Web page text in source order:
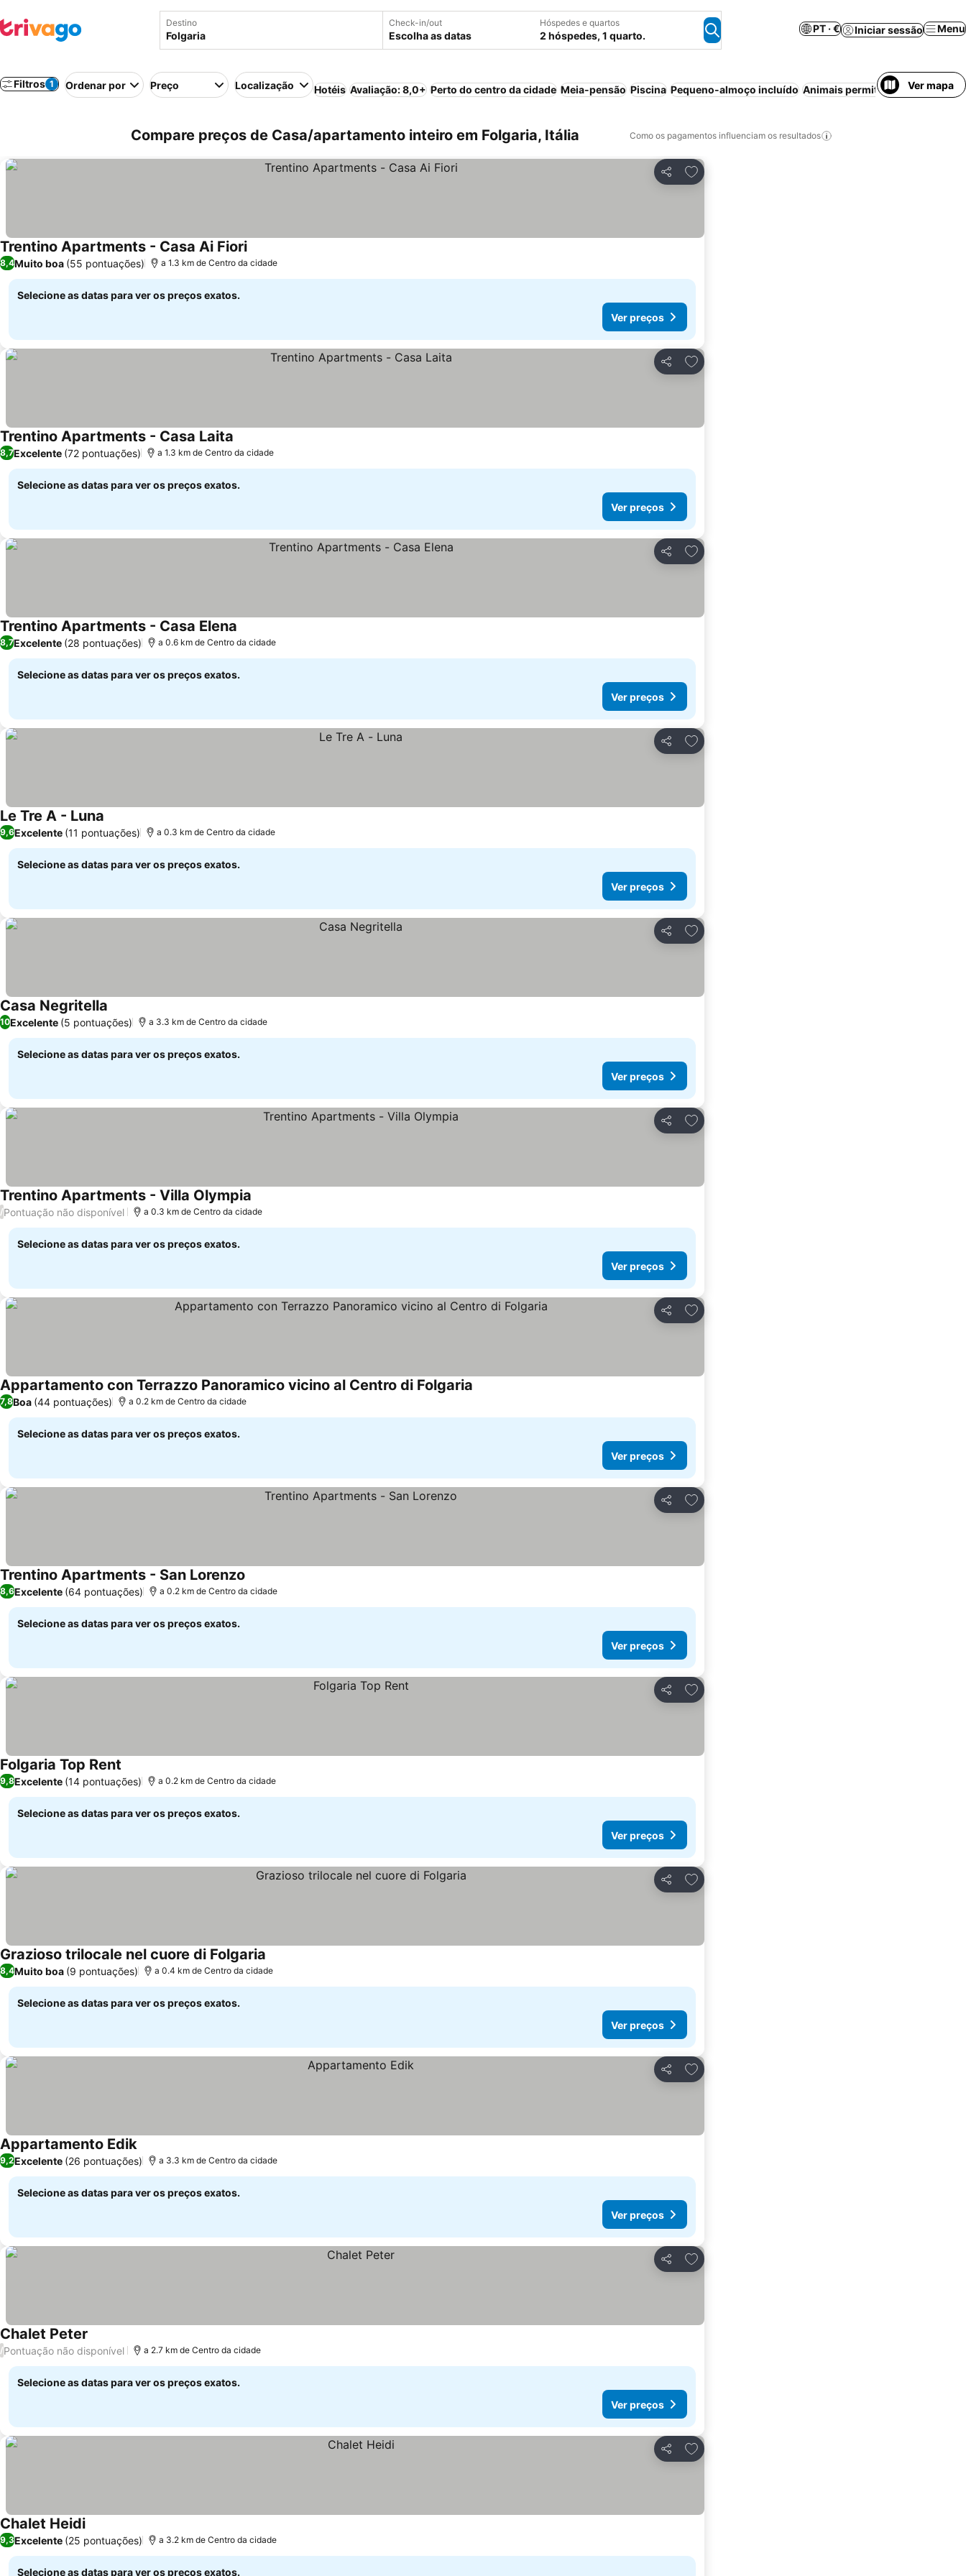
Destino Check-in/out
Escolha as datas
Hóspedes e quartos
2 hóspedes, 1 quarto.
PT · € Iniciar sessão Menu
Filtros 1 Ordenar por Preço Localização Hotéis Avaliação: 8,0+ Perto do centro da cidade Meia-pensão Piscina Pequeno-almoço incluído Animais permitidos Aparthotel
Ver mapa
Compare preços de Casa/apartamento inteiro em Folgaria, Itália Como os pagamentos influenciam os resultados
Partilhar
Adicionar aos favoritos
Trentino Apartments - Casa Ai Fiori
8,4Muito boa (55 pontuações) a 1.3 km de Centro da cidade
Selecione as datas para ver os preços exatos.
Ver preços
Partilhar
Adicionar aos favoritos
Trentino Apartments - Casa Laita
8,7Excelente (72 pontuações) a 1.3 km de Centro da cidade
Selecione as datas para ver os preços exatos.
Ver preços
Partilhar
Adicionar aos favoritos
Trentino Apartments - Casa Elena
8,7Excelente (28 pontuações) a 0.6 km de Centro da cidade
Selecione as datas para ver os preços exatos.
Ver preços
Partilhar
Adicionar aos favoritos
Le Tre A - Luna
9,6Excelente (11 pontuações) a 0.3 km de Centro da cidade
Selecione as datas para ver os preços exatos.
Ver preços
Partilhar
Adicionar aos favoritos
Casa Negritella
10Excelente (5 pontuações) a 3.3 km de Centro da cidade
Selecione as datas para ver os preços exatos.
Ver preços
Partilhar
Adicionar aos favoritos
Trentino Apartments - Villa Olympia
/Pontuação não disponível a 0.3 km de Centro da cidade
Selecione as datas para ver os preços exatos.
Ver preços
Partilhar
Adicionar aos favoritos
Appartamento con Terrazzo Panoramico vicino al Centro di Folgaria
7,8Boa (44 pontuações) a 0.2 km de Centro da cidade
Selecione as datas para ver os preços exatos.
Ver preços
Partilhar
Adicionar aos favoritos
Trentino Apartments - San Lorenzo
8,6Excelente (64 pontuações) a 0.2 km de Centro da cidade
Selecione as datas para ver os preços exatos.
Ver preços
Partilhar
Adicionar aos favoritos
Folgaria Top Rent
9,8Excelente (14 pontuações) a 0.2 km de Centro da cidade
Selecione as datas para ver os preços exatos.
Ver preços
Partilhar
Adicionar aos favoritos
Grazioso trilocale nel cuore di Folgaria
8,4Muito boa (9 pontuações) a 0.4 km de Centro da cidade
Selecione as datas para ver os preços exatos.
Ver preços
Partilhar
Adicionar aos favoritos
Appartamento Edik
9,2Excelente (26 pontuações) a 3.3 km de Centro da cidade
Selecione as datas para ver os preços exatos.
Ver preços
Partilhar
Adicionar aos favoritos
Chalet Peter
/Pontuação não disponível a 2.7 km de Centro da cidade
Selecione as datas para ver os preços exatos.
Ver preços
Partilhar
Adicionar aos favoritos
Chalet Heidi
9,3Excelente (25 pontuações) a 3.2 km de Centro da cidade
Selecione as datas para ver os preços exatos.